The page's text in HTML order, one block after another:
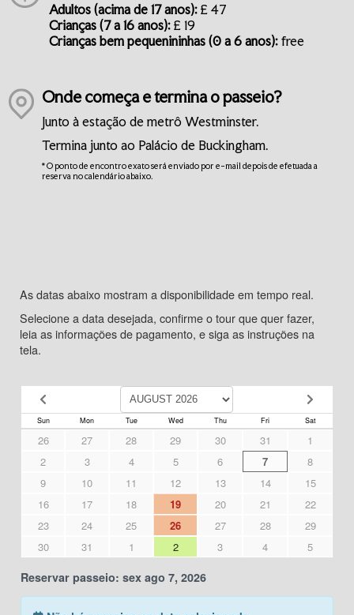
Adultos (acima de 17 anos): £ 47
Crianças (7 a 16 anos): £ 19
Crianças bem pequenininhas (0 a 6 anos): free
Onde começa e termina o passeio?
Junto à estação de metrô Westminster.
Termina junto ao Palácio de Buckingham.
* O ponto de encontro exato será enviado por e-mail depois de efetuada a
reserva no calendário abaixo.